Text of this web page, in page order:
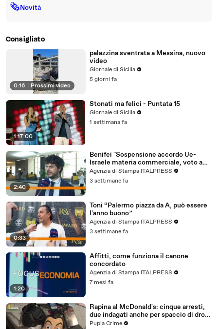
🗞Novità
Consigliato
0:16 Prossimi video
palazzina sventrata a Messina, nuovo
video
Giornale di Sicilia
5 giorni fa
1:17:00
Stonati ma felici - Puntata 15
Giornale di Sicilia
1 settimana fa
2:40
Benifei "Sospensione accordo Ue-
Israele materia commerciale, voto a
maggioranza"
Agenzia di Stampa ITALPRESS
3 settimane fa
0:33
Toni “Palermo piazza da A, può essere
l'anno buono”
Agenzia di Stampa ITALPRESS
3 settimane fa
1:20
Affitti, come funziona il canone
concordato
Agenzia di Stampa ITALPRESS
7 mesi fa
Rapina al McDonald's: cinque arresti,
due indagati anche per spaccio di droga
(03.08.26)
Pupia Crime